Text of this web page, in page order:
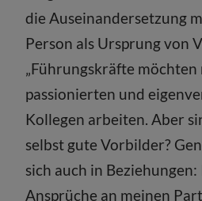
die Auseinandersetzung
Person als Ursprung von
„Führungskräfte
passionierten und
Kollegen arbeiten. Aber
selbst gute Vorbilder?
sich auch in
Ansprüche an meinen